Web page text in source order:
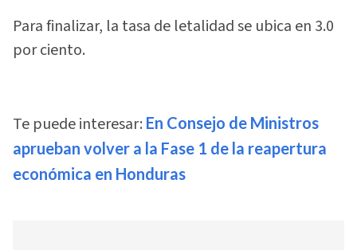
Para finalizar, la tasa de letalidad se ubica en 3.0
por ciento.
Te puede interesar: En Consejo de Ministros
aprueban volver a la Fase 1 de la reapertura
económica en Honduras